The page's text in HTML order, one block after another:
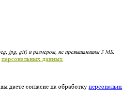
jpg, gif) и размером, не превышающим 3 МБ.
персональных данных
даете согласие на обработку